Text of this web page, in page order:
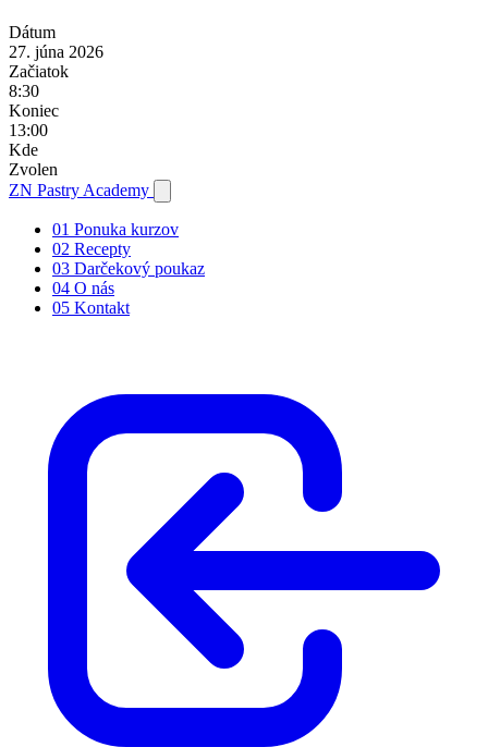
Dátum
27. júna 2026
Začiatok
8:30
Koniec
13:00
Kde
Zvolen
ZN Pastry Academy
01 Ponuka kurzov
02 Recepty
03 Darčekový poukaz
04 O nás
05 Kontakt